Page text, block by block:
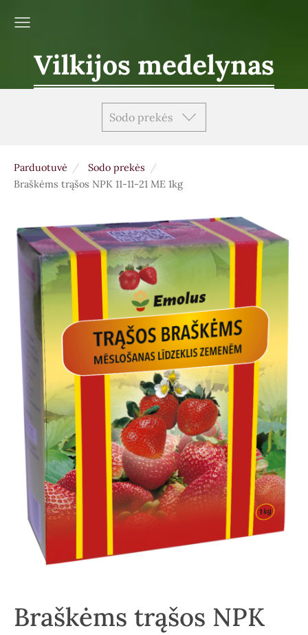
Vilkijos medelynas
Sodo prekės
Parduotuvė
Sodo prekės
Braškėms trąšos NPK 11-11-21 ME 1kg
Braškėms trąšos NPK